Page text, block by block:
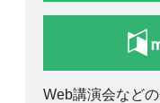
Web講演会など